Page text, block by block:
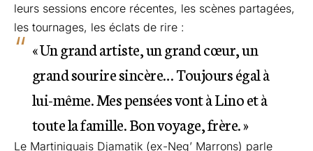
leurs sessions encore récentes, les scènes partagées,
les tournages, les éclats de rire :
« Un grand artiste, un grand cœur, un
grand sourire sincère… Toujours égal à
lui-même. Mes pensées vont à Lino et à
toute la famille. Bon voyage, frère. »
Le Martiniquais Djamatik (ex-Neg’ Marrons) parle